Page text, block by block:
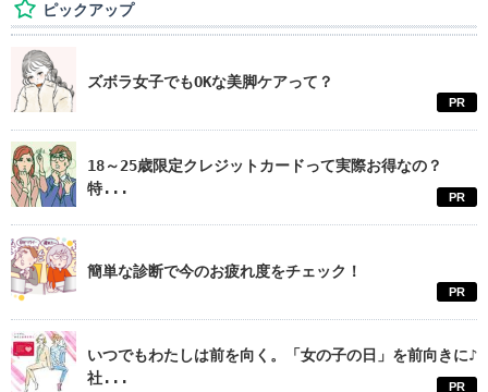
ピックアップ
ズボラ女子でもOKな美脚ケアって？
PR
18～25歳限定クレジットカードって実際お得なの？
特...
PR
簡単な診断で今のお疲れ度をチェック！
PR
いつでもわたしは前を向く。「女の子の日」を前向きに♪
社...
PR